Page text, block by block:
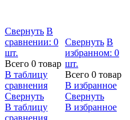
Свернуть В
сравнении: 0
шт.
Всего 0 товар
В таблицу
сравнения
Свернуть
В таблицу
сравнения
Свернуть В
избранном: 0
шт.
Всего 0 товар
В избранное
Свернуть
В избранное